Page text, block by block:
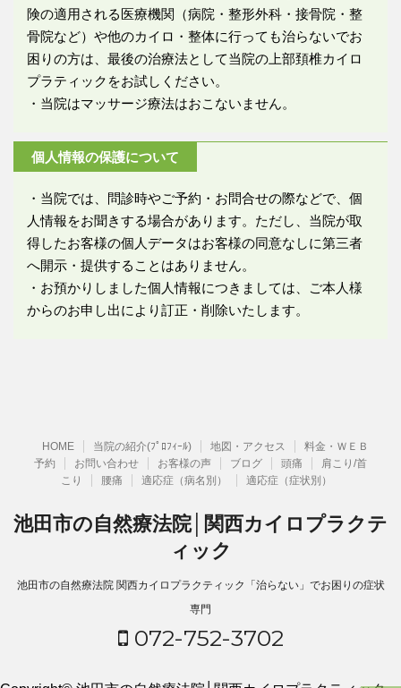
険の適用される医療機関（病院・整形外科・接骨院・整
骨院など）や他のカイロ・整体に行っても治らないでお
困りの方は、最後の治療法として当院の上部頚椎カイロ
プラティックをお試しください。
・当院はマッサージ療法はおこないません。
個人情報の保護について
・当院では、問診時やご予約・お問合せの際などで、個
人情報をお聞きする場合があります。ただし、当院が取
得したお客様の個人データはお客様の同意なしに第三者
へ開示・提供することはありません。
・お預かりしました個人情報につきましては、ご本人様
からのお申し出により訂正・削除いたします。
HOME 当院の紹介(ﾌﾟﾛﾌｨｰﾙ) 地図・アクセス
料金・ＷＥＢ
予約
お問い合わせ お客様の声 ブログ 頭痛
肩こり/首
こり
腰痛 適応症（病名別） 適応症（症状別）
池田市の自然療法院│関西カイロプラクテ
ィック
池田市の自然療法院 関西カイロプラクティック「治らない」でお困りの症状
専門
072-752-3702